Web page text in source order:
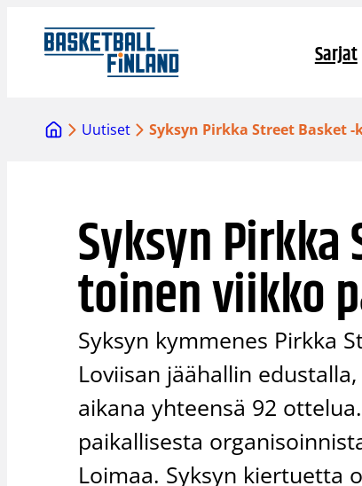
sisältöön
Sarjat
Uutiset Syksyn Pirkka Street Basket
Syksyn
toinen viikko
Syksyn kymmenes Pirkka
Loviisan jäähallin
aikana yhteensä 92
paikallisesta
Loimaa. Syksyn kiertuetta